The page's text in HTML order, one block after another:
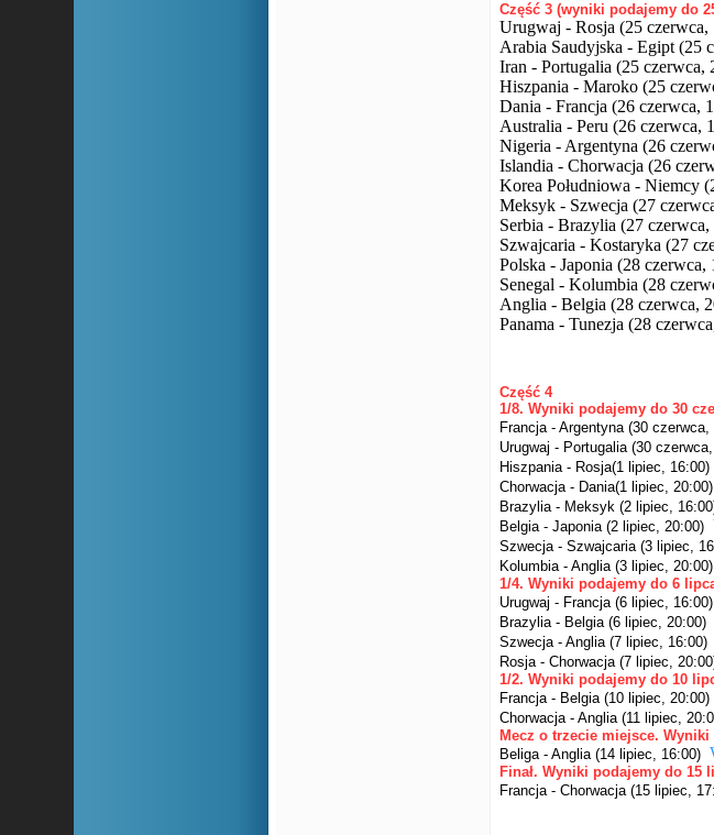
Część 3 (wyniki podajemy do
Urugwaj - Rosja (25
Arabia Saudyjska - Egipt (25
Iran - Portugalia (25
Hiszpania - Maroko (25
Dania - Francja (26 czerwca,
Australia - Peru (26 czerwca,
Nigeria - Argentyna (26
Islandia - Chorwacja (26
Korea Południowa - Niemcy
Meksyk - Szwecja (27
Serbia - Brazylia (27
Szwajcaria - Kostaryka (27
Polska - Japonia (28
Senegal - Kolumbia (28
Anglia - Belgia (28 czerwca,
Panama - Tunezja (28
Część 4
1/8. Wyniki podajemy do 30
Francja - Argentyna (30 czerwca,
Urugwaj - Portugalia (30
Hiszpania - Rosja(1 lipiec, 16:00)
Chorwacja - Dania(1 lipiec, 20:00)
Brazylia - Meksyk (2 lipiec,
Belgia - Japonia (2 lipiec, 20:00)
Szwecja - Szwajcaria (3 lipiec,
Kolumbia - Anglia (3 lipiec, 20:00)
1/4. Wyniki podajemy do 6
Urugwaj - Francja (6 lipiec, 16:00)
Brazylia - Belgia (6 lipiec, 20:00)
Szwecja - Anglia (7 lipiec, 16:00)
Rosja - Chorwacja (7 lipiec,
1/2. Wyniki podajemy do 10
Francja - Belgia (10 lipiec, 20:00)
Chorwacja - Anglia (11 lipiec,
Mecz o trzecie miejsce.
Beliga - Anglia (14 lipiec, 16:00)
Finał. Wyniki podajemy do 15
Francja - Chorwacja (15 lipiec,